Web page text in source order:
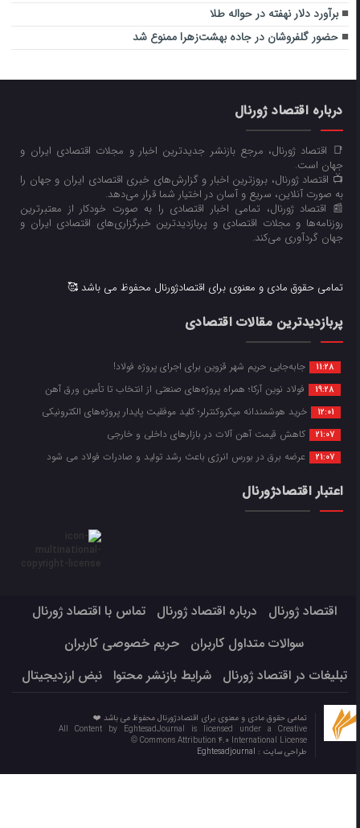
برآورد دلار نهفته در حواله طلا
حضور گلفروشان در جاده بهشت‌زهرا ممنوع شد
درباره اقتصاد ژورنال
📑 اقتصاد ژورنال، مرجع بازنشر جدیدترین اخبار و مجلات اقتصادی ایران و
جهان است.
📺 اقتصاد ژورنال، بروزترین اخبار و گزارش‌های خبری اقتصادی ایران و جهان را
به صورت آنلاین، سریع و آسان در اختیار شما قرار می‌‌دهد.
📰 اقتصاد ژورنال، تمامی اخبار اقتصادی را به صورت خودکار از معتبرترین
روزنامه‌ها و مجلات اقتصادی و پربازدیدترین خبرگزاری‌های اقتصادی ایران و
جهان گردآوری می‌کند.
تمامی حقوق مادی و معنوی برای اقتصادژورنال محفوظ می باشد 🥰
پربازدیدترین مقالات اقتصادی
11:28 جابه‌جایی حریم شهر قزوین برای اجرای پروژه فولاد!
19:28 فولاد نوین آرکا؛ همراه پروژه‌های صنعتی از انتخاب تا تأمین ورق آهن
12:01 خرید هوشمندانه میکروکنترلر؛ کلید موفقیت پایدار پروژه‌های الکترونیکی
21:07 کاهش قیمت آهن آلات در بازارهای داخلی و خارجی
21:07 عرضه برق در بورس انرژی باعث رشد تولید و صادرات فولاد می شود
اعتبار اقتصادژورنال
اقتصاد ژورنال درباره اقتصاد ژورنال
تماس با اقتصاد ژورنال
سوالات متداول کاربران
حریم خصوصی کاربران
تبلیغات در اقتصاد ژورنال
شرایط بازنشر محتوا نبض ارزدیجیتال
تمامی حقوق مادی و معنوی برای اقتصادژورنال محفوظ می باشد ❤️
All Content by EghtesadJournal is licensed under a Creative
Commons Attribution 4.0 International License ©️
طراحی سایت :